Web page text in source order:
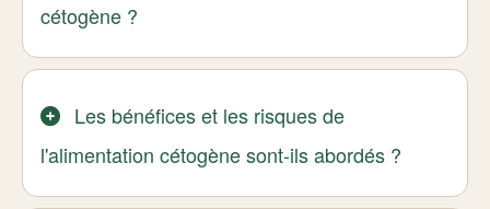
cétogène ?
Les bénéfices et les risques de
l'alimentation cétogène sont-ils abordés ?